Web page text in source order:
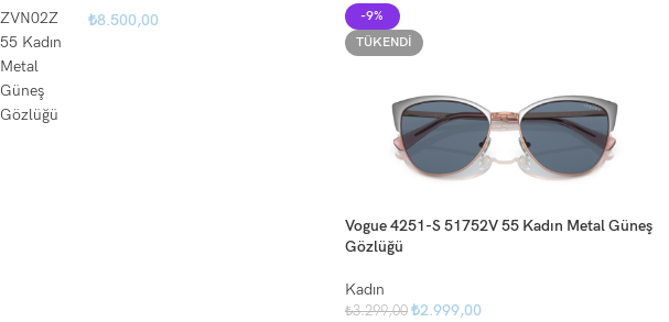
₺8.500,00
-9%
TÜKENDI
Vogue 4251-S 51752V 55 Kadın Metal Güneş
Gözlüğü
Kadın
₺3.299,00 ₺2.999,00